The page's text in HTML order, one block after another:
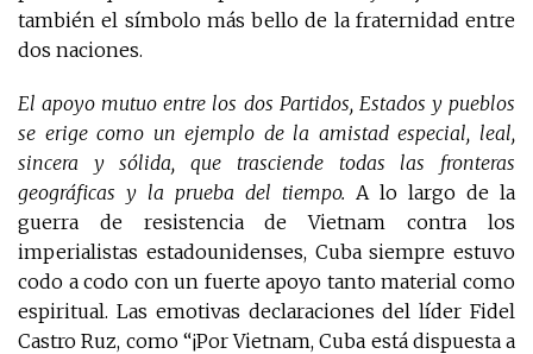
también el símbolo más bello de la fraternidad entre
dos naciones.
El apoyo mutuo entre los dos Partidos, Estados y pueblos
se erige como un ejemplo de la amistad especial, leal,
sincera y sólida, que trasciende todas las fronteras
geográficas y la prueba del tiempo. A lo largo de la
guerra de resistencia de Vietnam contra los
imperialistas estadounidenses, Cuba siempre estuvo
codo a codo con un fuerte apoyo tanto material como
espiritual. Las emotivas declaraciones del líder Fidel
Castro Ruz, como “¡Por Vietnam, Cuba está dispuesta a